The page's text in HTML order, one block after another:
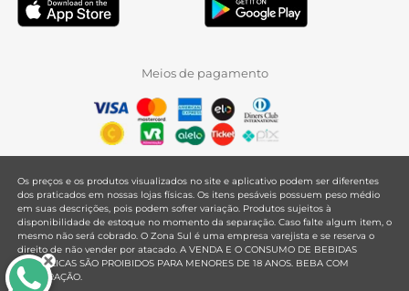
Meios de pagamento
Os preços e os produtos visualizados no site e aplicativo podem ser diferentes
dos praticados em nossas lojas físicas. Os itens pesáveis possuem peso médio
em suas descrições, pois podem sofrer variação. Produtos sujeitos à
disponibilidade de estoque no momento da separação. Caso falte algum item, o
mesmo não será cobrado. O Zona Sul é uma empresa varejista e se reserva o
direito de não vender por atacado. A VENDA E O CONSUMO DE BEBIDAS
ALCOÓLICAS SÃO PROIBIDOS PARA MENORES DE 18 ANOS. BEBA COM
MODERAÇÃO.